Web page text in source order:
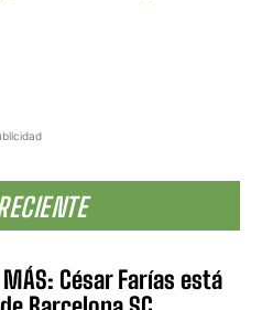
MÁS: César Farías está